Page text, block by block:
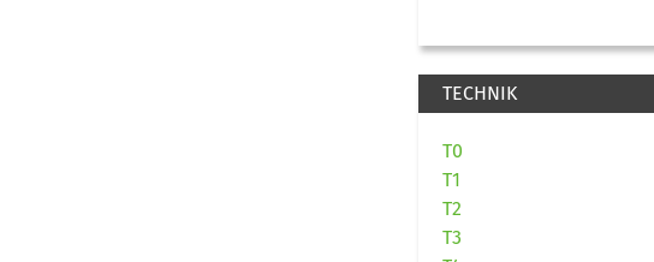
TECHNIK
T0
T1
T2
T3